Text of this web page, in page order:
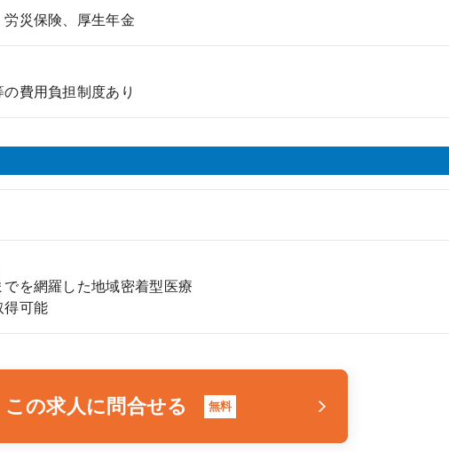
災保険、厚生年金
費用負担制度あり
でを網羅した地域密着型医療
得可能
この求人に問合せる 無料